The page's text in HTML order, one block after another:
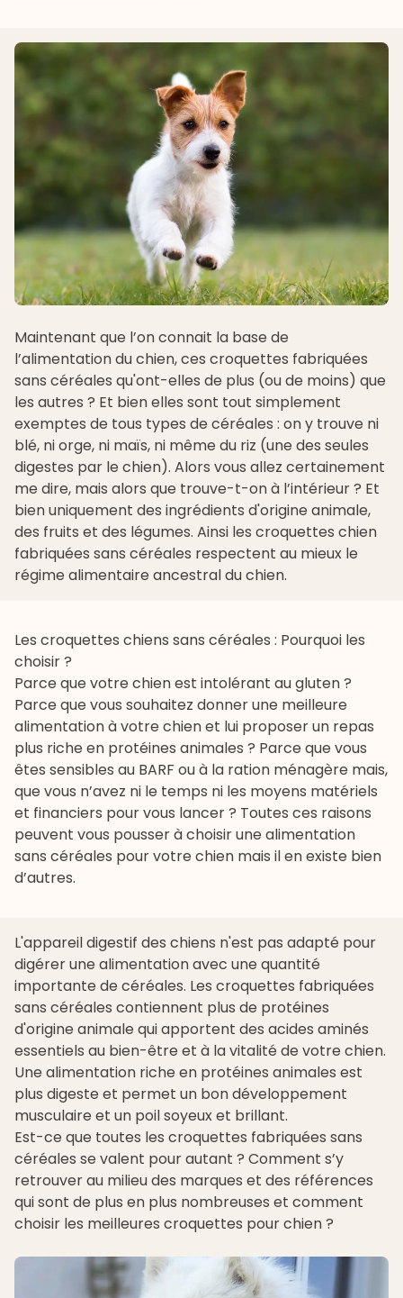
Maintenant que l’on connait la base de
l’alimentation du chien, ces croquettes fabriquées
sans céréales qu'ont-elles de plus (ou de moins) que
les autres ? Et bien elles sont tout simplement
exemptes de tous types de céréales : on y trouve ni
blé, ni orge, ni maïs, ni même du riz (une des seules
digestes par le chien). Alors vous allez certainement
me dire, mais alors que trouve-t-on à l’intérieur ? Et
bien uniquement des ingrédients d'origine animale,
des fruits et des légumes. Ainsi les croquettes chien
fabriquées sans céréales respectent au mieux le
régime alimentaire ancestral du chien.
Les croquettes chiens sans céréales : Pourquoi les
choisir ?
Parce que votre chien est intolérant au gluten ?
Parce que vous souhaitez donner une meilleure
alimentation à votre chien et lui proposer un repas
plus riche en protéines animales ? Parce que vous
êtes sensibles au BARF ou à la ration ménagère mais,
que vous n’avez ni le temps ni les moyens matériels
et financiers pour vous lancer ? Toutes ces raisons
peuvent vous pousser à choisir une alimentation
sans céréales pour votre chien mais il en existe bien
d’autres.
L'appareil digestif des chiens n'est pas adapté pour
digérer une alimentation avec une quantité
importante de céréales. Les croquettes fabriquées
sans céréales contiennent plus de protéines
d'origine animale qui apportent des acides aminés
essentiels au bien-être et à la vitalité de votre chien.
Une alimentation riche en protéines animales est
plus digeste et permet un bon développement
musculaire et un poil soyeux et brillant.
Est-ce que toutes les croquettes fabriquées sans
céréales se valent pour autant ? Comment s’y
retrouver au milieu des marques et des références
qui sont de plus en plus nombreuses et comment
choisir les meilleures croquettes pour chien?